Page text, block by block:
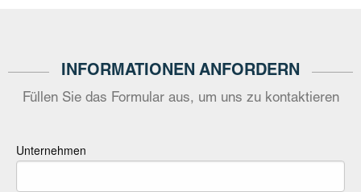
INFORMATIONEN ANFORDERN
Füllen Sie das Formular aus, um uns zu kontaktieren
Unternehmen